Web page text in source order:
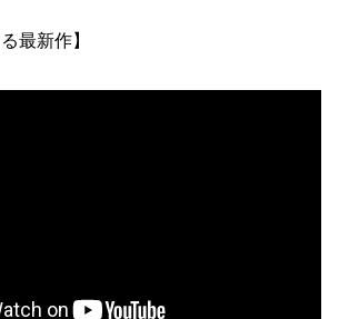
最新作】